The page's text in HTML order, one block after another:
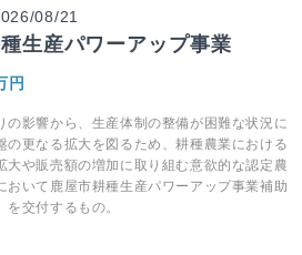
08/21
生産パワーアップ事業
円
の影響から、生産体制の整備が困難な状況に
の更なる拡大を図るため、耕種農業における
大や販売額の増加に取り組む意欲的な認定農
おいて鹿屋市耕種生産パワーアップ事業補助
交付するもの。